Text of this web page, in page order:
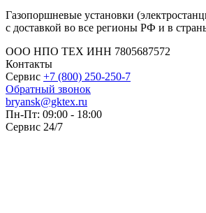
Газопоршневые установки
с доставкой во все регионы РФ и в
ООО НПО ТЕХ ИНН 7805687572
Контакты
Сервис +7 (800) 250-250-7
Обратный звонок
bryansk@gktex.ru
Пн-Пт: 09:00 - 18:00
Сервис 24/7